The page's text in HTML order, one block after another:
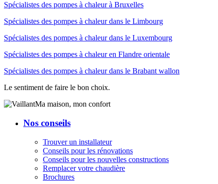
Spécialistes des pompes à chaleur à Bruxelles
Spécialistes des pompes à chaleur dans le Limbourg
Spécialistes des pompes à chaleur dans le Luxembourg
Spécialistes des pompes à chaleur en Flandre orientale
Spécialistes des pompes à chaleur dans le Brabant wallon
Le sentiment de faire le bon choix.
Ma maison, mon confort
Nos conseils
Trouver un installateur
Conseils pour les rénovations
Conseils pour les nouvelles constructions
Remplacer votre chaudière
Brochures